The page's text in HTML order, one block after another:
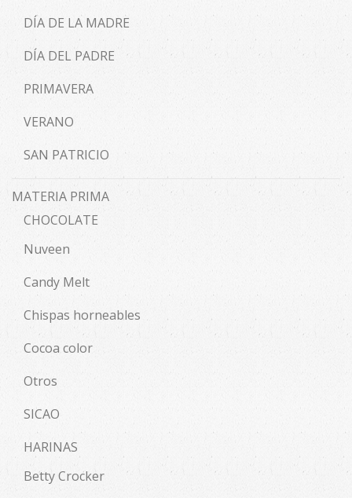
DÍA DE LA MADRE
DÍA DEL PADRE
PRIMAVERA
VERANO
SAN PATRICIO
MATERIA PRIMA
CHOCOLATE
Nuveen
Candy Melt
Chispas horneables
Cocoa color
Otros
SICAO
HARINAS
Betty Crocker